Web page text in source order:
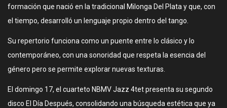
formación que nació en la tradicional Milonga Del Plata y que, con
el tiempo, desarrolló un lenguaje propio dentro del tango.
Su repertorio funciona como un puente entre lo clásico y lo
contemporáneo, con una sonoridad que respeta la esencia del
género pero se permite explorar nuevas texturas.
El domingo 17, el cuarteto NBMV Jazz 4tet presenta su segundo
disco El Día Después, consolidando una búsqueda estética que ya